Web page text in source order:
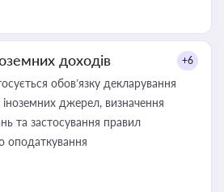
доходів +6
обов’язку декларування
джерел, визначення
та застосування правил
оподаткування